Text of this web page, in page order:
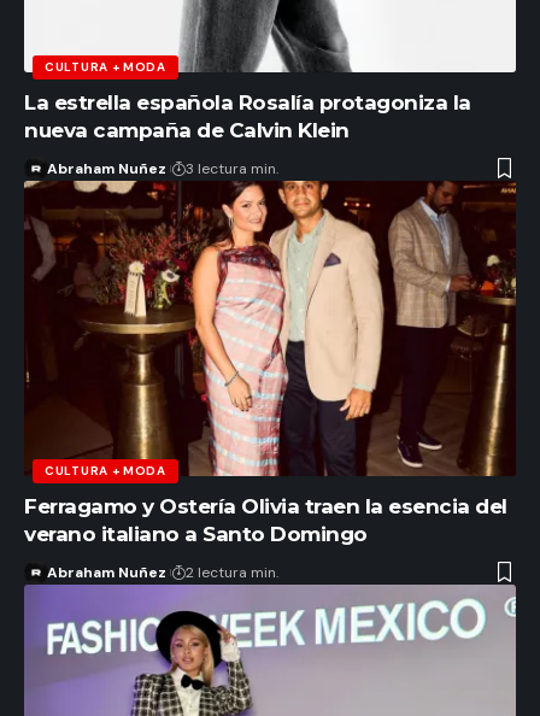
CULTURA + MODA
La estrella española Rosalía protagoniza la
nueva campaña de Calvin Klein
Abraham Nuñez 3 lectura min.
CULTURA + MODA
Ferragamo y Ostería Olivia traen la esencia del
verano italiano a Santo Domingo
Abraham Nuñez 2 lectura min.